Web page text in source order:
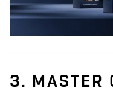
3. MASTER